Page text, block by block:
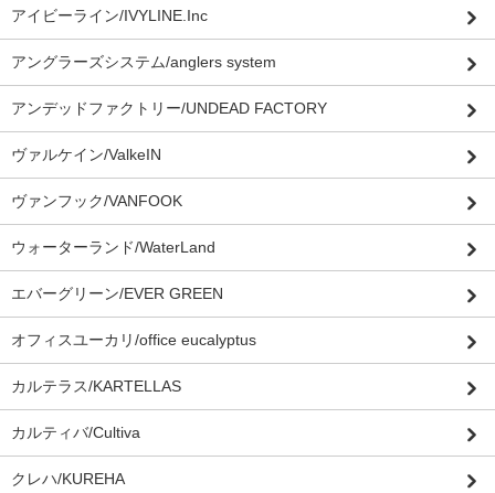
アイビーライン/IVYLINE.Inc
アングラーズシステム/anglers system
アンデッドファクトリー/UNDEAD FACTORY
ヴァルケイン/ValkeIN
ヴァンフック/VANFOOK
ウォーターランド/WaterLand
エバーグリーン/EVER GREEN
オフィスユーカリ/office eucalyptus
カルテラス/KARTELLAS
カルティバ/Cultiva
クレハ/KUREHA